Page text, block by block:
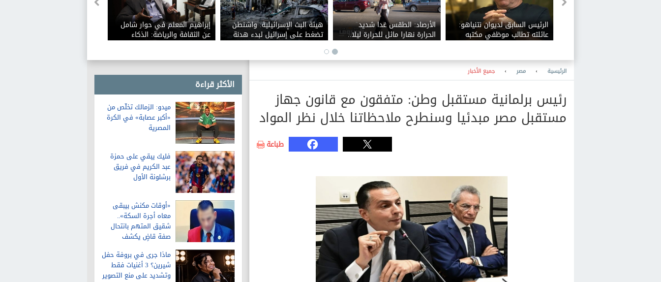
الرئيس السابق لديوان نتنياهو:
عائلته تطالب موظفي مكتبه
بالولاء الشخصي وتتدخل في
الأرصاد: الطقس غدا شديد
الحرارة نهارا مائل للحرارة ليلا..
والعظمى بالقاهرة 36
هيئة البث الإسرائيلية: واشنطن
تضغط على إسرائيل لبدء هدنة
في غزة
إبراهيم المعلم في حوار شامل
عن الثقافة والرياضة: الذكاء
الاصطناعي يفيد الثقافة
والتعليم
الأكثر قراءة
ميدو: الزمالك تخلّص من
«أكبر عصابة» في الكرة
المصرية
فليك يبقي على حمزة
عبد الكريم في فريق
برشلونة الأول
«أوقات مكنش بيبقى
معاه أجرة السكة»..
شقيق المتهم بانتحال
صفة قاضٍ يكشف
الواقعة
ماذا جرى في بروفة حفل
شيرين؟ 3 أغنيات فقط
وتشديد على منع التصوير
الرئيسية › مصر › جميع الأخبار
رئيس برلمانية مستقبل وطن: متفقون مع قانون جهاز
مستقبل مصر مبدئيا وسنطرح ملاحظاتنا خلال نظر المواد
طباعة